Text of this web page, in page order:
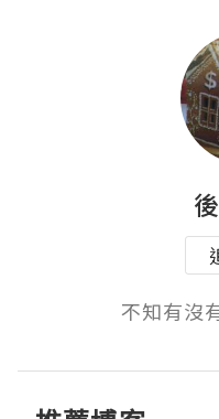
不知有沒